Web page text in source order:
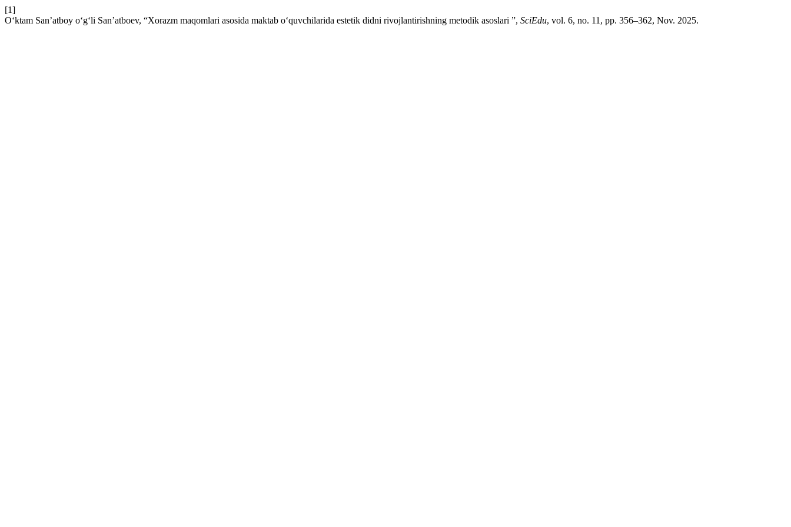
[1]
O‘ktam San’atboy o‘g‘li San’atboev, “Xorazm maqomlari asosida maktab o‘quvchilarida estetik didni rivojlantirishning metodik asoslari ”, SciEdu, vol. 6, no. 11, pp. 356–362, Nov. 2025.